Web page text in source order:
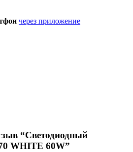
через приложение
“Светодиодный
WHITE 60W”